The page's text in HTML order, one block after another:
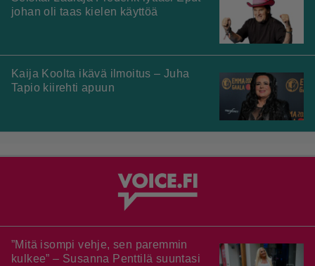
johan oli taas kielen käyttöä
Kaija Koolta ikävä ilmoitus – Juha
Tapio kiirehti apuun
”Mitä isompi vehje, sen paremmin
kulkee” – Susanna Penttilä suuntasi